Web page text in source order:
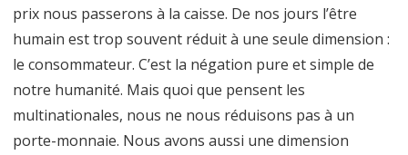
prix nous passerons à la caisse. De nos jours l’être
humain est trop souvent réduit à une seule dimension :
le consommateur. C’est la négation pure et simple de
notre humanité. Mais quoi que pensent les
multinationales, nous ne nous réduisons pas à un
porte-monnaie. Nous avons aussi une dimension